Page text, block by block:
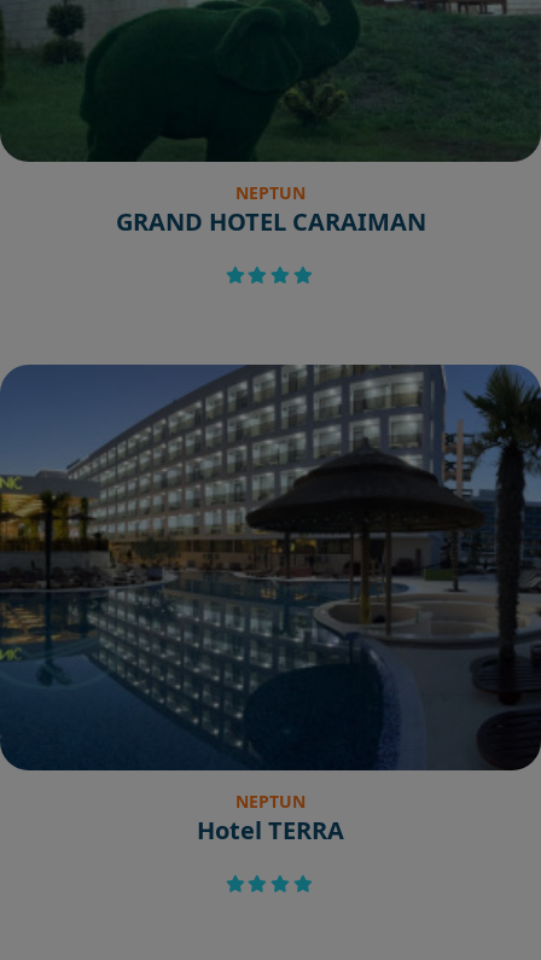
NEPTUN
GRAND HOTEL CARAIMAN
NEPTUN
Hotel TERRA